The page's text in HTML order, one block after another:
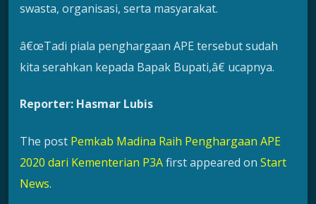
swasta, organisasi, serta masyarakat.
â€œTadi piala penghargaan APE tersebut sudah
kita serahkan kepada Bapak Bupati,â€ ucapnya.
Reporter: Hasmar Lubis
The post Pemkab Madina Raih Penghargaan APE
2020 dari Kementerian P3Afirst appeared on Start
News.